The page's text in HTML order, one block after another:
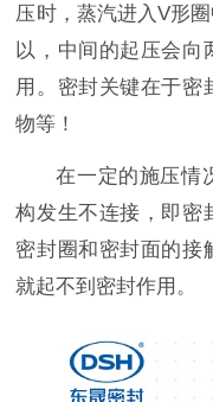
压时，蒸汽进入V形
以，中间的起压会向
用。密封关键在于密
物等！
在一定的施压情
构发生不连接，即密
密封圈和密封面的接
就起不到密封作用。